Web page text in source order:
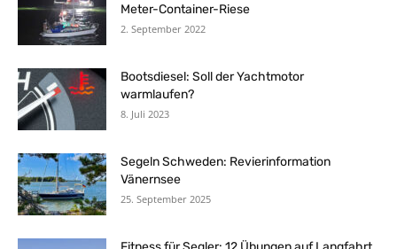
Meter-Container-Riese
2. September 2022
Bootsdiesel: Soll der Yachtmotor
warmlaufen?
8. Juli 2023
Segeln Schweden: Revierinformation
Vänernsee
25. September 2025